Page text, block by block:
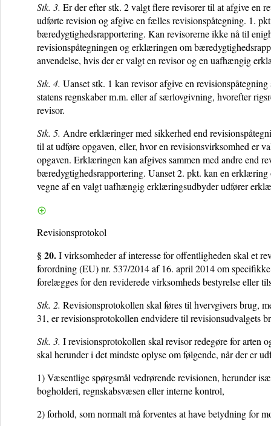
Stk. 3. Er der efter stk. 2 valgt flere revisorer til at afgive en
udførte revision og afgive en fælles revisionspåtegning. 1.
bæredygtighedsrapportering. Kan revisorerne ikke nå til
revisionspåtegningen og erklæringen om
anvendelse, hvis der er valgt en revisor og en uafhængig
Stk. 4. Uanset stk. 1 kan revisor afgive en
statens regnskaber m.m. eller af særlovgivning, hvorefter
revisor.
Stk. 5. Andre erklæringer med sikkerhed end
til at udføre opgaven, eller, hvor en revisionsvirksomhed er
opgaven. Erklæringen kan afgives sammen med andre end
bæredygtighedsrapportering. Uanset 2. pkt. kan en
vegne af en valgt uafhængig erklæringsudbyder udfører
Revisionsprotokol
§ 20.I virksomheder af interesse for offentligheden skal et
forordning (EU) nr. 537/2014 af 16. april 2014 om
forelægges for den reviderede virksomheds bestyrelse eller
Stk. 2. Revisionsprotokollen skal føres til hvervgivers brug,
31, er revisionsprotokollen endvidere til revisionsudvalgets
Stk. 3. I revisionsprotokollen skal revisor redegøre for arten
skal herunder i det mindste oplyse om følgende, når der er
1) Væsentlige spørgsmål vedrørende revisionen, herunder
bogholderi, regnskabsvæsen eller interne kontrol,
2) forhold, som normalt må forventes at have betydning for